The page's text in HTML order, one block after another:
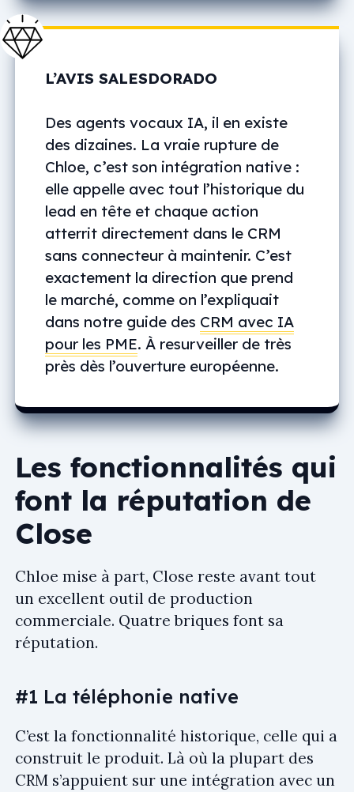
L’AVIS SALESDORADO
Des agents vocaux IA, il en existe
des dizaines. La vraie rupture de
Chloe, c’est son intégration native :
elle appelle avec tout l’historique du
lead en tête et chaque action
atterrit directement dans le CRM
sans connecteur à maintenir. C’est
exactement la direction que prend
le marché, comme on l’expliquait
dans notre guide des CRM avec IA
pour les PME. À resurveiller de très
près dès l’ouverture européenne.
Les fonctionnalités qui
font la réputation de
Close
Chloe mise à part, Close reste avant tout
un excellent outil de production
commerciale. Quatre briques font sa
réputation.
#1 La téléphonie native
C’est la fonctionnalité historique, celle qui a
construit le produit. Là où la plupart des
CRM s’appuient sur une intégration avec un